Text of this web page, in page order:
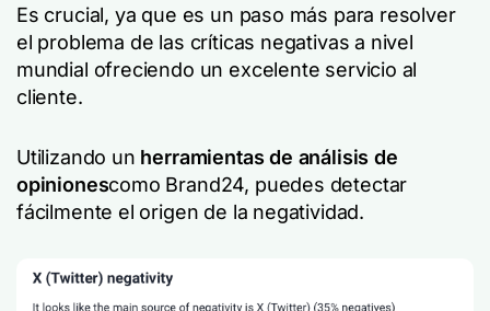
Es crucial, ya que es un paso más para resolver
el problema de las críticas negativas a nivel
mundial ofreciendo un excelente servicio al
cliente.
Utilizando un herramientas de análisis de
opinionescomo Brand24, puedes detectar
fácilmente el origen de la negatividad.